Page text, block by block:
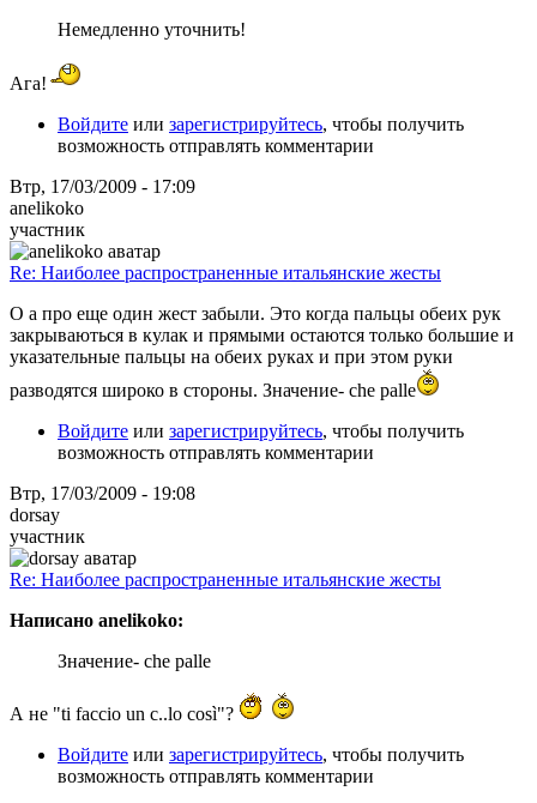
Немедленно уточнить!
Ага!
Войдите или зарегистрируйтесь, чтобы получить
возможность отправлять комментарии
Втр, 17/03/2009 - 17:09
anelikoko
участник
Re: Наиболее распространенные итальянские жесты
О а про еще один жест забыли. Это когда пальцы обеих рук
закрываються в кулак и прямыми остаются только большие и
указательные пальцы на обеих руках и при этом руки
разводятся широко в стороны. Значение- che palle
Войдите или зарегистрируйтесь, чтобы получить
возможность отправлять комментарии
Втр, 17/03/2009 - 19:08
dorsay
участник
Re: Наиболее распространенные итальянские жесты
Написано anelikoko:
Значение- che palle
А не "ti faccio un c..lo così"?
Войдите или зарегистрируйтесь, чтобы получить
возможность отправлять комментарии